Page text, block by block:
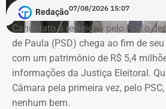
Em nota, o governador em exercício
manifestou solidariedade aos
economista.
“O Brasil perde um dos grandes
formulação de políticas públicas
desenvolvimento. Tito Bruno Ryff
Redação07/08/2026 15:07
Candidato à reeleição pelo Rio, o
de Paula (PSD) chega ao fim de
com um patrimônio de R$ 5,4
informações da Justiça Eleitoral.
Câmara pela primeira vez, pelo
nenhum bem.